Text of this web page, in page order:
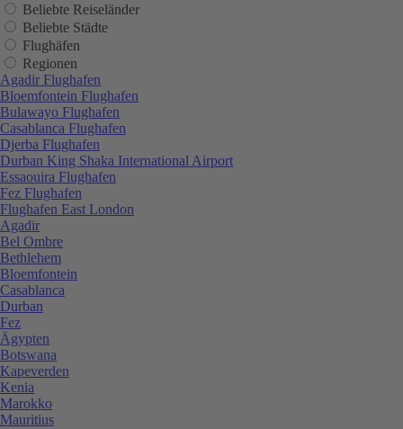
Beliebte Reiseländer
Beliebte Städte
Flughäfen
Regionen
Agadir Flughafen
Bloemfontein Flughafen
Bulawayo Flughafen
Casablanca Flughafen
Djerba Flughafen
Durban King Shaka International Airport
Essaouira Flughafen
Fez Flughafen
Flughafen East London
Agadir
Bel Ombre
Bethlehem
Bloemfontein
Casablanca
Durban
Fez
Ägypten
Botswana
Kapeverden
Kenia
Marokko
Mauritius